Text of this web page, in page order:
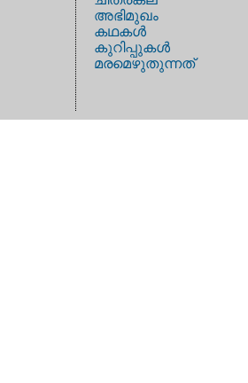
അഭിമുഖം
കഥകള്‍
കുറിപ്പുകള്‍
മരമെഴുതുന്നത്